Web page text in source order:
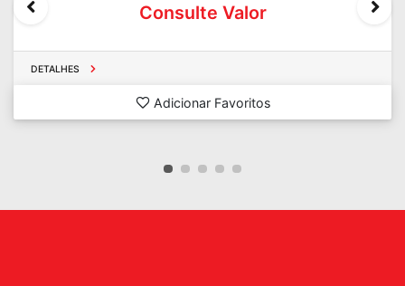
R$ 850.000
DETALHES
Adicionar Favoritos